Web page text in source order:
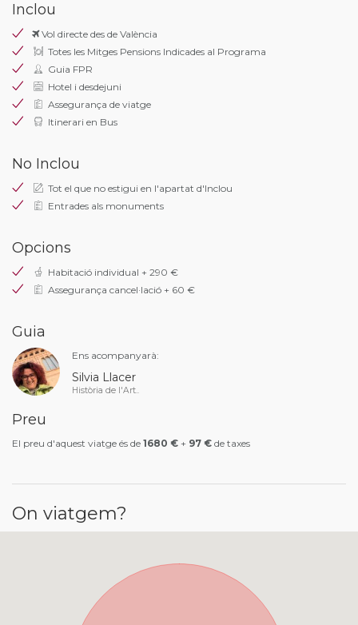
Inclou
Vol directe des de València
Totes les Mitges Pensions Indicades al Programa
Guia FPR
Hotel i desdejuni
Assegurança de viatge
Itinerari en Bus
No Inclou
Tot el que no estigui en l'apartat d'Inclou
Entrades als monuments
Opcions
Habitació individual + 290 €
Assegurança cancel·lació + 60 €
Guia
Ens acompanyarà:
Silvia Llacer
Història de l'Art..
Preu
El preu d'aquest viatge és de 1680 € + 97 € de taxes
On viatgem?